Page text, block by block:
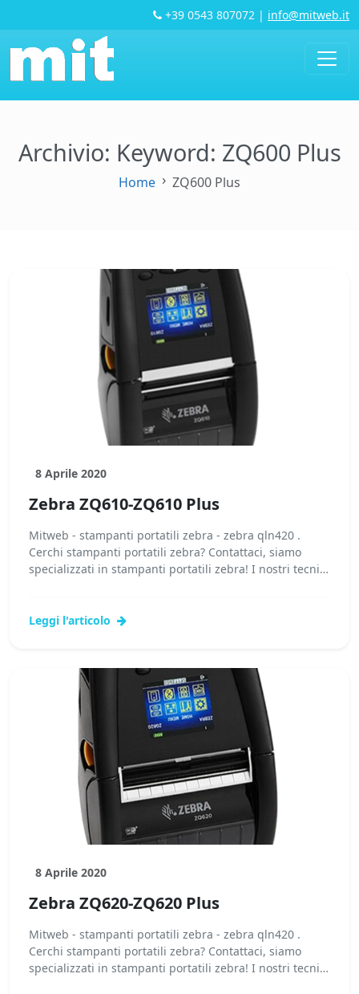
+39 0543 807072 | info@mitweb.it
Archivio: Keyword: ZQ600 Plus
Home ZQ600 Plus
8 Aprile 2020
Zebra ZQ610-ZQ610 Plus
Mitweb - stampanti portatili zebra - zebra qln420 .
Cerchi stampanti portatili zebra? Contattaci, siamo
specializzati in stampanti portatili zebra! I nostri tecnici
Leggi l'articolo
8 Aprile 2020
Zebra ZQ620-ZQ620 Plus
Mitweb - stampanti portatili zebra - zebra qln420 .
Cerchi stampanti portatili zebra? Contattaci, siamo
specializzati in stampanti portatili zebra! I nostri tecnici